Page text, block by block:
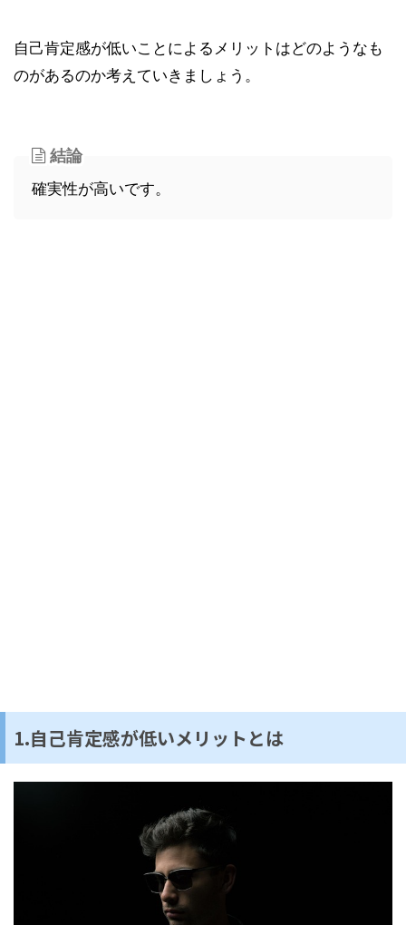
自己肯定感が低いことによるメリットはどのようなも
のがあるのか考えていきましょう。
結論
確実性が高いです。
1.自己肯定感が低いメリットとは